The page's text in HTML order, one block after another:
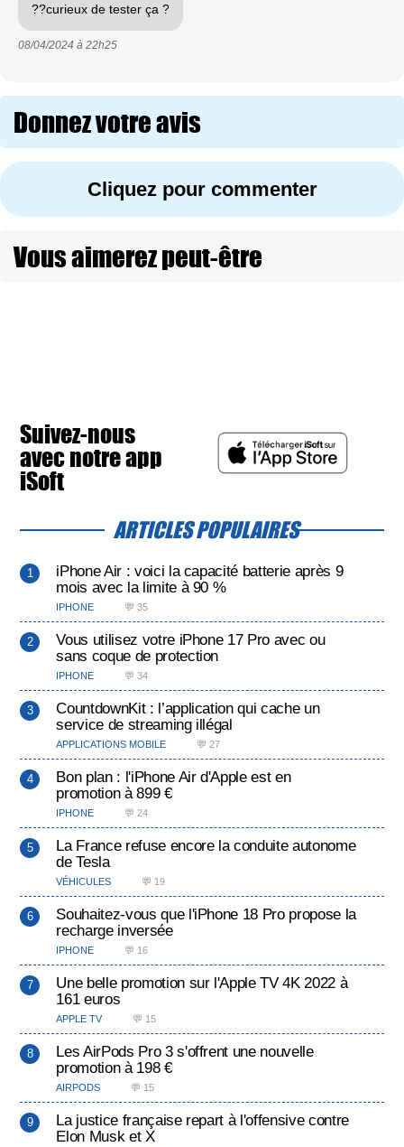
??curieux de tester ça ?
08/04/2024 à 22h25
Donnez votre avis
Cliquez pour commenter
Vous aimerez peut-être
Suivez-nous
avec notre app
iSoft
ARTICLES POPULAIRES
iPhone Air : voici la capacité batterie après 9
mois avec la limite à 90 %
IPHONE 💬 35
Vous utilisez votre iPhone 17 Pro avec ou
sans coque de protection
IPHONE 💬 34
CountdownKit : l’application qui cache un
service de streaming illégal
APPLICATIONS MOBILE 💬 27
Bon plan : l'iPhone Air d'Apple est en
promotion à 899 €
IPHONE 💬 24
La France refuse encore la conduite autonome
de Tesla
VÉHICULES 💬 19
Souhaitez-vous que l'iPhone 18 Pro propose la
recharge inversée
IPHONE 💬 16
Une belle promotion sur l'Apple TV 4K 2022 à
161 euros
APPLE TV 💬 15
Les AirPods Pro 3 s'offrent une nouvelle
promotion à 198 €
AIRPODS 💬 15
La justice française repart à l'offensive contre
Elon Musk et X